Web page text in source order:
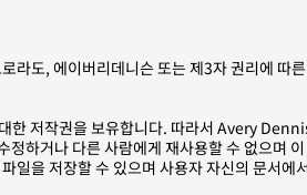
도, 에이버리데니슨 또는 제3자 권리에 따
한 저작권을 보유합니다. 따라서 Avery
하거나 다른 사람에게 재사용할 수 없으며
을 저장할 수 있으며 사용자 자신의 문서